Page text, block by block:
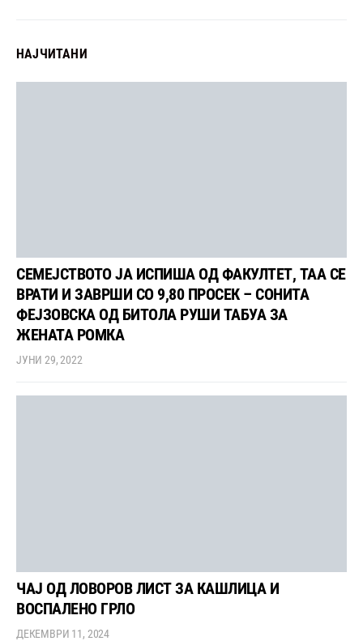
НАЈЧИТАНИ
СЕМЕЈСТВОТО ЈА ИСПИША ОД ФАКУЛТЕТ, ТАА СЕ
ВРАТИ И ЗАВРШИ СО 9,80 ПРОСЕК – СОНИТА
ФЕЈЗОВСКА ОД БИТОЛА РУШИ ТАБУА ЗА
ЖЕНАТА РОМКА
ЈУНИ 29, 2022
ЧАЈ ОД ЛОВОРОВ ЛИСТ ЗА КАШЛИЦА И
ВОСПАЛЕНО ГРЛО
ДЕКЕМВРИ 11, 2024